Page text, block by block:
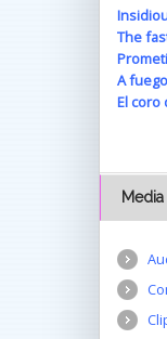
The
A fuego
El coro
Media